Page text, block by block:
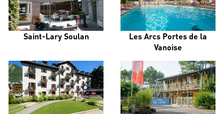
Saint-Lary Soulan
Les Arcs Portes de la
Vanoise